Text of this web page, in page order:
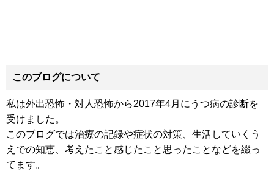
このブログについて
私は外出恐怖・対人恐怖から2017年4月にうつ病の診断を
受けました。
このブログでは治療の記録や症状の対策、生活していくう
えでの知恵、考えたこと感じたこと思ったことなどを綴っ
てます。